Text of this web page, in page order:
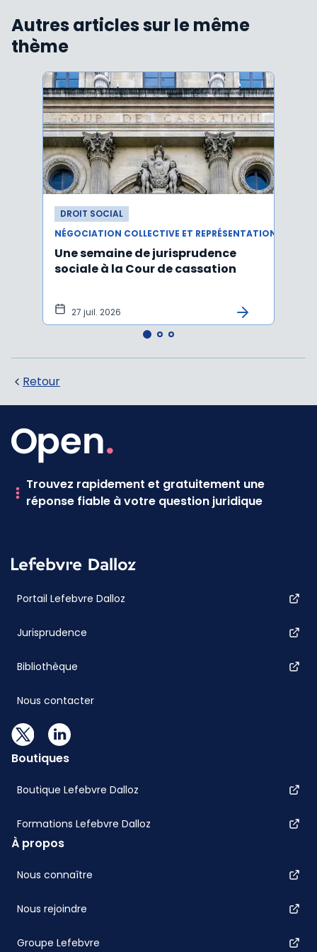
Autres articles sur le même
thème
DROIT SOCIAL
Une semaine de jurisprudence
sociale à la Cour de cassation
27 juil. 2026
Retour
Trouvez rapidement et gratuitement une
réponse fiable à votre question juridique
Portail Lefebvre Dalloz
Jurisprudence
Bibliothèque
Nous contacter
Boutiques
Boutique Lefebvre Dalloz
Formations Lefebvre Dalloz
À propos
Nous connaître
Nous rejoindre
Groupe Lefebvre